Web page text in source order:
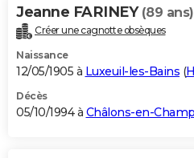
Jeanne FARINEY (89 ans)
Créer une cagnotte obsèques
Naissance
12/05/1905 à Luxeuil-les-Bains (
Décès
05/10/1994 à Châlons-en-